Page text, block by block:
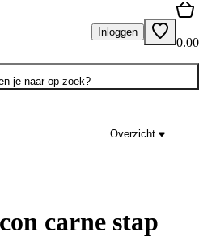
Inloggen
0.00
je naar op zoek?
Overzicht
carne stap